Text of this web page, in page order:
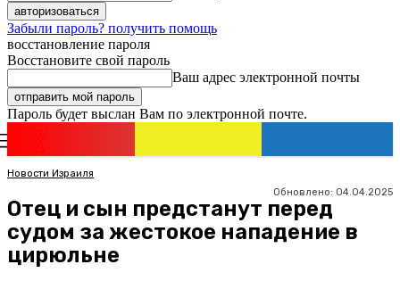
Забыли пароль? получить помощь
восстановление пароля
Восстановите свой пароль
Ваш адрес электронной почты
Пароль будет выслан Вам по электронной почте.
Новости Израиля
Обновлено: 04.04.2025
Отец и сын предстанут перед
судом за жестокое нападение в
цирюльне